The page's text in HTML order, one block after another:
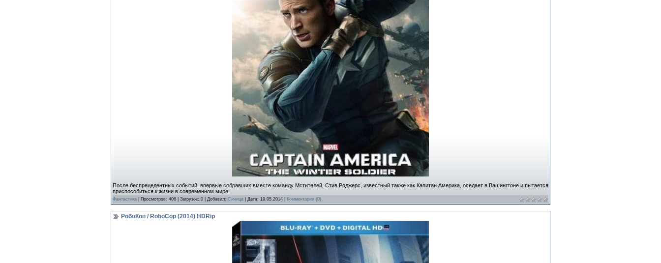
После беспрецедентных событий, впервые собравших вместе команду Мстителей, Стив Роджерс, известный также как Капитан Америка, оседает в Вашингтоне и пытается
приспособиться к жизни в современном мире.
Фантастика | Просмотров: 406 | Загрузок: 0 | Добавил: Синица | Дата: 19.05.2014 Комментарии (0)
РобоКоп / RoboCop (2014) HDRip